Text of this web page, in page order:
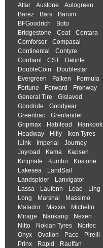
Attar
Austone
Autogreen
Barez
Bars
Barum
BFGoodrich
Boto
Bridgestone
Ceat
Centara
Comforser
Compasal
Continental
Contyre
Cordiant
CST
Delinte
DoubleCoin
Doublestar
Evergreen
Falken
Formula
Fortune
Forward
Fronway
General Tire
Gislaved
Goodride
Goodyear
Greentrac
Grenlander
Gripmax
Habilead
Hankook
Headway
Hifly
Ikon Tyres
iLink
Imperial
Journey
Joyroad
Kama
Kapsen
Kingnate
Kumho
Kustone
Lakesea
LandSail
Landspider
Lanvigator
Lassa
Laufenn Leao
Ling
Long
Marshal
Massimo
Matador
Maxxis
Michelin
Mirage
Nankang
Nexen
Nitto
Nokian Tyres
Nortec
Onyx
Ovation Pace
Pirelli
Prinx
Rapid
Rauffan